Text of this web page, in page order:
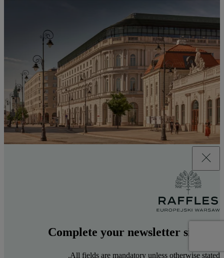
Complete your newsletter sign up
All fields are mandatory unless otherwise stated.